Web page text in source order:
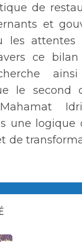
de
et
les attentes
ce
le second
une logique
de